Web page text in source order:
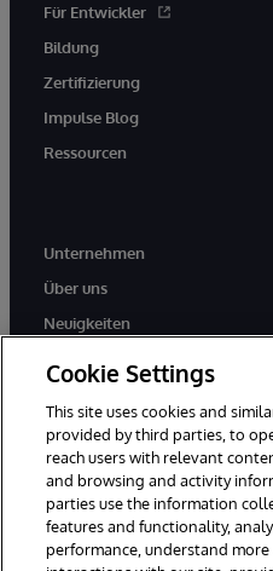
Für Entwickler
Bildung
Zertifizierung
Impulse Blog
Ressourcen
Unternehmen
Über uns
Neuigkeiten
© 1996-2026 InterSystems
Cookie Settings
This site uses cookies and
provided by third parties, to
reach users with relevant
and browsing and activity
parties use the information
features and functionality,
performance, understand